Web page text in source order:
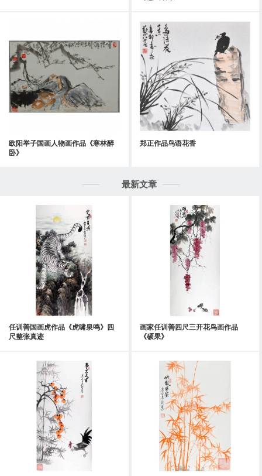
欧阳举子国画人物画作品《寒林醉
卧》
郑正作品鸟语花香
最新文章
任训善国画虎作品《虎啸泉鸣》四
尺整张真迹
画家任训善四尺三开花鸟画作品
《硕果》